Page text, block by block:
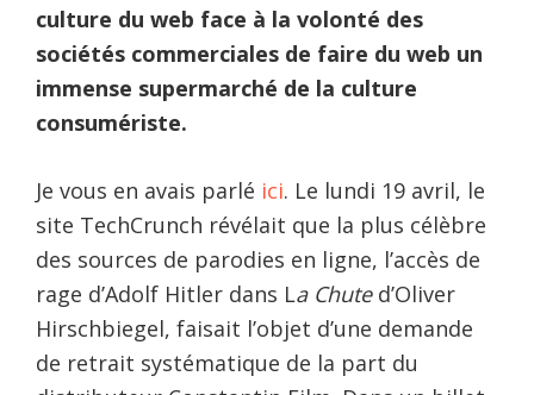
culture du web face à la volonté des
sociétés commerciales de faire du web un
immense supermarché de la culture
consumériste.
Je vous en avais parlé ici. Le lundi 19 avril, le
site TechCrunch révélait que la plus célèbre
des sources de parodies en ligne, l’accès de
rage d’Adolf Hitler dans La Chuted’Oliver
Hirschbiegel, faisait l’objet d’une demande
de retrait systématique de la part du